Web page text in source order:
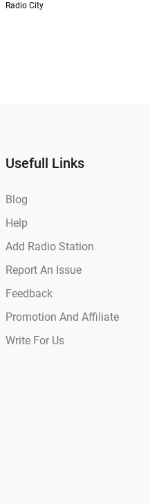
Radio City
Usefull Links
Blog
Help
Add Radio Station
Report An Issue
Feedback
Promotion And Affiliate
Write For Us